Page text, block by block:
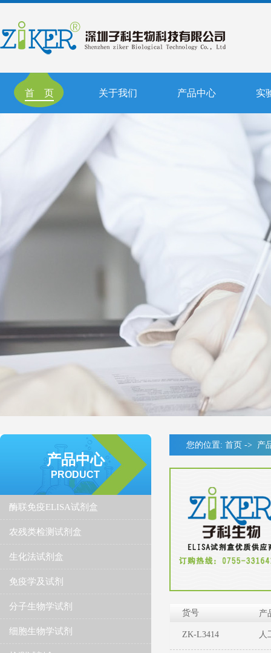
首 页 关于我们 产品中心 实
产品中心
PRODUCT
酶联免疫ELISA试剂盒
农残类检测试剂盒
生化法试剂盒
免疫学及试剂
分子生物学试剂
细胞生物学试剂
您的位置: 首页 -> 产
货号 产
ZK-L3414 人